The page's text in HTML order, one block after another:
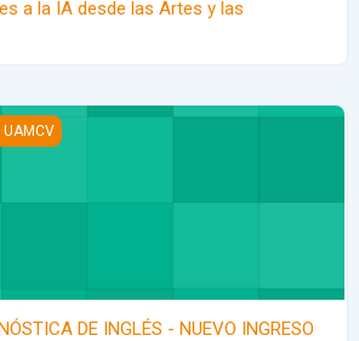
a la IA desde las Artes y las
DE INGLÉS - NUEVO INGRESO P26
DE INGLÉS - NUEVO INGRESO